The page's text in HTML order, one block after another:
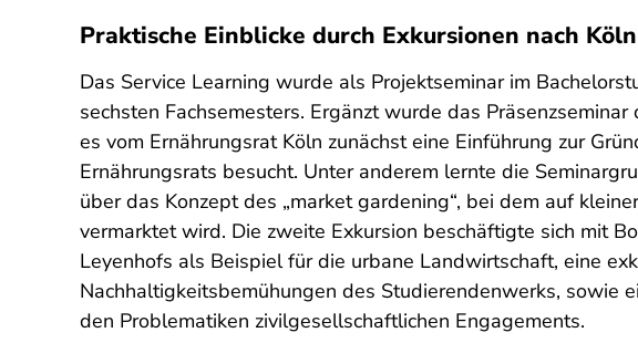
Praktische Einblicke durch Exkursionen nach
Das Service Learning wurde als Projektseminar im
sechsten Fachsemesters. Ergänzt wurde das
es vom Ernährungsrat Köln zunächst eine Einführung zur
Ernährungsrats besucht. Unter anderem lernte die
über das Konzept des „market gardening“, bei dem auf
vermarktet wird. Die zweite Exkursion beschäftigte sich mit
Leyenhofs als Beispiel für die urbane Landwirtschaft, eine
Nachhaltigkeitsbemühungen des Studierendenwerks, sowie
den Problematiken zivilgesellschaftlichen Engagements.